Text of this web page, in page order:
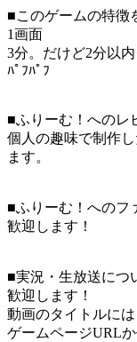
■このゲームの特徴
1画面
3分。だけど2分以
ﾊﾟﾌﾊﾟﾌ
■ふりーむ！へのレ
個人の趣味で制作
ます。
■ふりーむ！へのフ
歓迎します！
■実況・生放送につ
歓迎します！
動画のタイトルに
ゲームページURL